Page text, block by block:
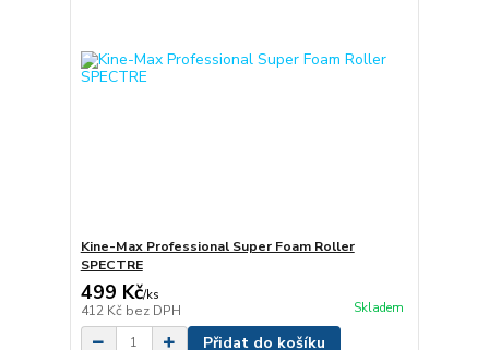
Kine-Max Professional Super Foam Roller
SPECTRE
499 Kč/ks
412 Kč bez DPH Skladem
Přidat do košíku